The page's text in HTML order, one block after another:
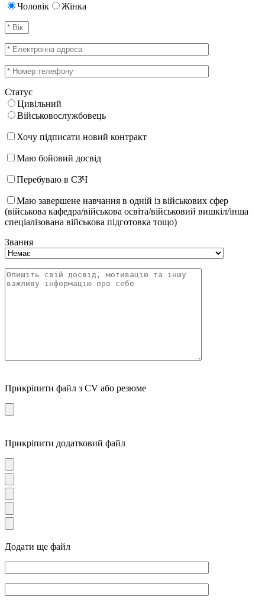
Чоловік Жінка
Статус
Цивільний
Військовослужбовець
Хочу підписати новий контракт
Маю бойовий досвід
Перебуваю в СЗЧ
Маю завершене навчання в одній із військових сфер
(військова кафедра/військова освіта/військовий вишкіл/інша
спеціалізована військова підготовка тощо)
Звання
Прикріпити файл з CV або резюме
Прикріпити додатковий файл
Додати ще файл